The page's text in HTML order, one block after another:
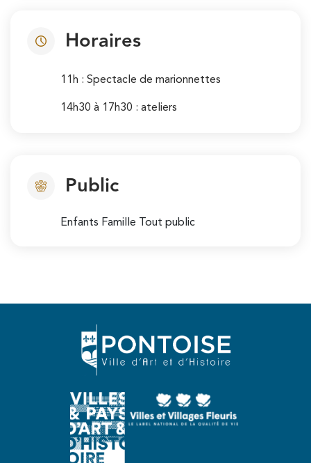
Horaires
11h : Spectacle de marionnettes
14h30 à 17h30 : ateliers
Public
Enfants Famille Tout public